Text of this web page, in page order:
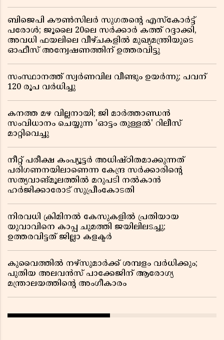
ബിജെപി കൗൺസിലർ സുഗതന്റെ എസ്‌കോർട്ട്
പരോൾ; ജൂലൈ 20ലെ സർക്കാർ കത്ത് റദ്ദാക്കി,
അവധി ഫയലിലെ വീഴ്ചകളിൽ മുഖ്യമന്ത്രിയുടെ
ഓഫീസ് അന്വേഷണത്തിന് ഉത്തരവിട്ടു
സംസ്ഥാനത്ത് സ്വര്‍ണവില വീണ്ടും ഉയർന്നു; പവന്
120 രൂപ വര്‍ധിച്ചു
കനത്ത മഴ വില്ലനായി; ജി മാർത്താണ്ഡൻ
സംവിധാനം ചെയ്യുന്ന 'ഓട്ടം തുള്ളൽ' റിലീസ്
മാറ്റിവെച്ചു
നീറ്റ് പരീക്ഷ കംപ്യൂട്ടർ അധിഷ്ഠിതമാക്കുന്നത്
പരിഗണനയിലാണെന്ന കേന്ദ്ര സർക്കാരിൻ്റെ
സത്യവാങ്മൂലത്തിൽ മറുപടി നൽകാൻ
ഹർജിക്കാരോട് സുപ്രീംകോടതി
നിരവധി ക്രിമിനൽ കേസുകളിൽ പ്രതിയായ
യുവാവിനെ കാപ്പ ചുമത്തി ജയിലിലടച്ചു;
ഉത്തരവിട്ടത് ജില്ലാ കളക്ടർ
കുവൈത്തിൽ നഴ്‌സുമാർക്ക് ശമ്പളം വർധിക്കും;
പുതിയ അലവൻസ് പാക്കേജിന് ആരോഗ്യ
മന്ത്രാലയത്തിൻ്റെ അംഗീകാരം